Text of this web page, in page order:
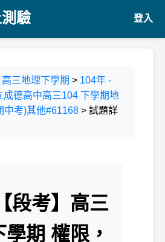
驗 登入
高三地理下學期 > 104年 -
成德高中高三104 下學期地
中考)其他#61168 > 試題詳
段考】高三
期 權限，